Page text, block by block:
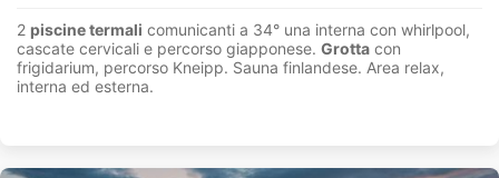
2 piscine termali comunicanti a 34° una interna con whirlpool,
cascate cervicali e percorso giapponese. Grotta con
frigidarium, percorso Kneipp. Sauna finlandese. Area relax,
interna ed esterna.